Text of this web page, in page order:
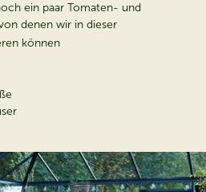
ein paar Tomaten- und
denen wir in dieser
können